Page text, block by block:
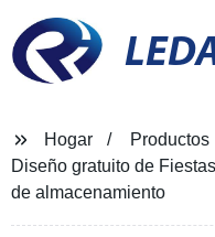
Hogar
Productos
Diseño gratuito de
de almacenamiento